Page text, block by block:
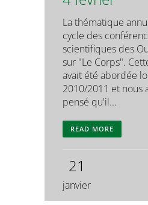
La thématique
cycle des
scientifiques des
sur "Le Corps".
avait été abordée
2010/2011 et nous
pensé qu'il...
READ MORE
21
janvier